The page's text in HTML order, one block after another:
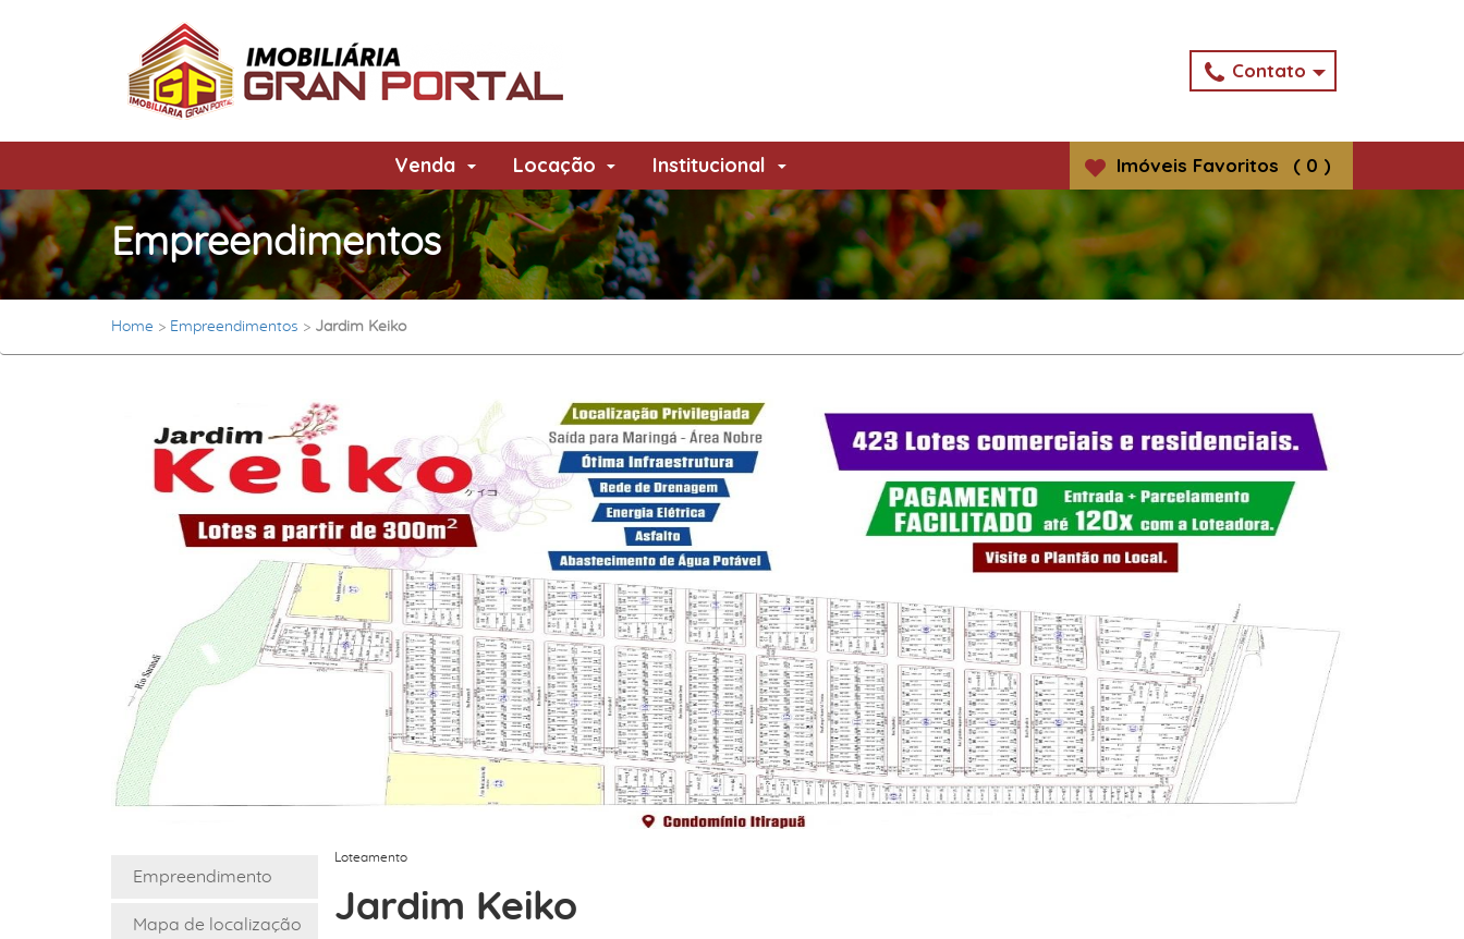
Contato
Venda Locação Institucional Imóveis Favoritos ( 0 )
Empreendimentos
Home > Empreendimentos > Jardim Keiko
Empreendimento
Mapa de localização
Loteamento
Jardim Keiko